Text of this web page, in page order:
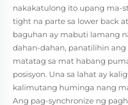
nakakatulong ito upang ma-
tight na parte sa lower back
baguhan ay mabuti lamang
dahan-dahan, panatilihin
matatag sa mat habang
posisyon. Una sa lahat ay
kalimutang huminga nang
Ang pag-synchronize ng